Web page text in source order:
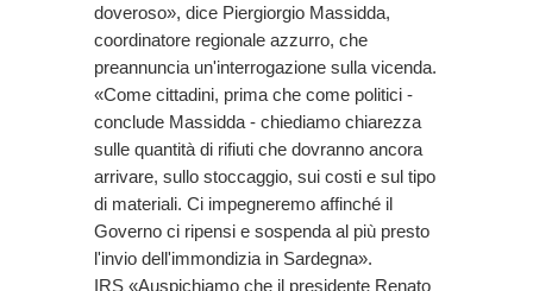
doveroso», dice Piergiorgio Massidda,
coordinatore regionale azzurro, che
preannuncia un'interrogazione sulla vicenda.
«Come cittadini, prima che come politici -
conclude Massidda - chiediamo chiarezza
sulle quantità di rifiuti che dovranno ancora
arrivare, sullo stoccaggio, sui costi e sul tipo
di materiali. Ci impegneremo affinché il
Governo ci ripensi e sospenda al più presto
l'invio dell'immondizia in Sardegna».
IRS «Auspichiamo che il presidente Renato